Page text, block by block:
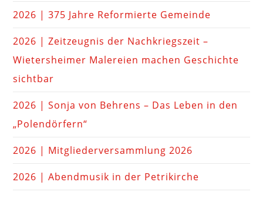
2026 | 375 Jahre Reformierte Gemeinde
2026 | Zeitzeugnis der Nachkriegszeit –
Wietersheimer Malereien machen Geschichte
sichtbar
2026 | Sonja von Behrens – Das Leben in den
„Polendörfern“
2026 | Mitgliederversammlung 2026
2026 | Abendmusik in der Petrikirche